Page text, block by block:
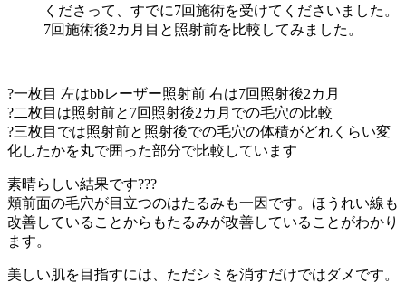
くださって、すでに7回施術を受けてくださいました。
7回施術後2カ月目と照射前を比較してみました。
?一枚目 左はbbレーザー照射前 右は7回照射後2カ月
?二枚目は照射前と7回照射後2カ月での毛穴の比較
?三枚目では照射前と照射後での毛穴の体積がどれくらい変
化したかを丸で囲った部分で比較しています
素晴らしい結果です???
頬前面の毛穴が目立つのはたるみも一因です。ほうれい線も
改善していることからもたるみが改善していることがわかり
ます。
美しい肌を目指すには、ただシミを消すだけではダメです。